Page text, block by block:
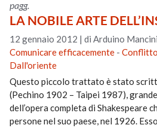
pagg.
LA NOBILE ARTE
12 gennaio 2012 |di Arduino Mancini
Comunicare efficacemente -
Dall'oriente
Questo piccolo trattato è stato
(Pechino 1902 – Taipei 1987),
dell’opera completa di Shakespeare
persone nel suo paese, nel 1926.